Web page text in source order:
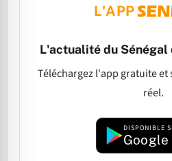
L'APP
L'actualité du Sénégal
Téléchargez l'app gratuite
réel.
DISPONIBLE
Google